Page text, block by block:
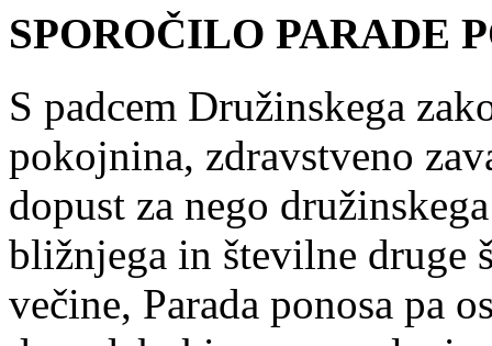
SPOROČILO PARADE
S padcem Družinskega
pokojnina, zdravstveno
dopust za nego
bližnjega in številne druge
večine, Parada ponosa pa